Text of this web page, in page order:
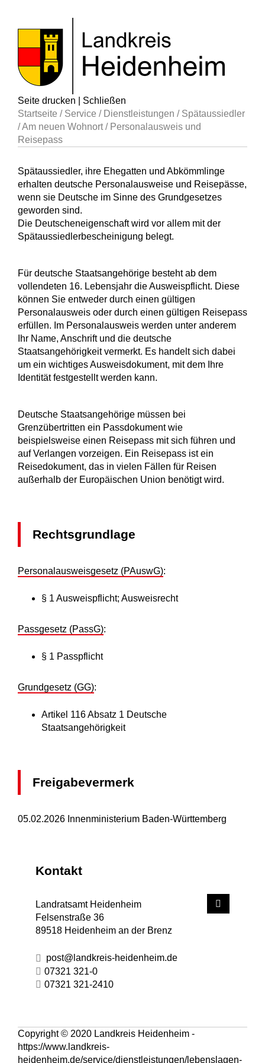
Seite drucken
Schließen
Startseite / Service / Dienstleistungen / Spätaussiedler
/Am neuen Wohnort/ Personalausweis und
Reisepass
Spätaussiedler, ihre Ehegatten und Abkömmlinge
erhalten deutsche Personalausweise und Reisepässe,
wenn sie Deutsche im Sinne des Grundgesetzes
geworden sind.
Die Deutscheneigenschaft wird vor allem mit der
Spätaussiedlerbescheinigung belegt.
Für deutsche Staatsangehörige besteht ab dem
vollendeten 16. Lebensjahr die Ausweispflicht. Diese
können Sie entweder durch einen gültigen
Personalausweis oder durch einen gültigen Reisepass
erfüllen. Im Personalausweis werden unter anderem
Ihr Name, Anschrift und die deutsche
Staatsangehörigkeit vermerkt. Es handelt sich dabei
um ein wichtiges Ausweisdokument, mit dem Ihre
Identität festgestellt werden kann.
Deutsche Staatsangehörige müssen bei
Grenzübertritten ein Passdokument wie
beispielsweise einen Reisepass mit sich führen und
auf Verlangen vorzeigen. Ein Reisepass ist ein
Reisedokument, das in vielen Fällen für Reisen
außerhalb der Europäischen Union benötigt wird.
Rechtsgrundlage
Personalausweisgesetz (PAuswG):
§ 1 Ausweispflicht; Ausweisrecht
Passgesetz (PassG):
§ 1 Passpflicht
Grundgesetz (GG):
Artikel 116 Absatz 1 Deutsche
Staatsangehörigkeit
Freigabevermerk
05.02.2026 Innenministerium Baden-Württemberg
Kontakt
Landratsamt Heidenheim
Felsenstraße 36
89518 Heidenheim an der Brenz
post@landkreis-heidenheim.de
07321 321-0
07321 321-2410
Copyright © 2020 Landkreis Heidenheim -
https://www.landkreis-
heidenheim.de/service/dienstleistungen/lebenslagen-